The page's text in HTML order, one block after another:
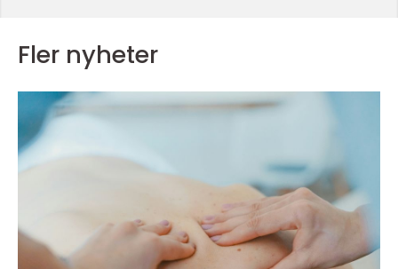
Fler nyheter